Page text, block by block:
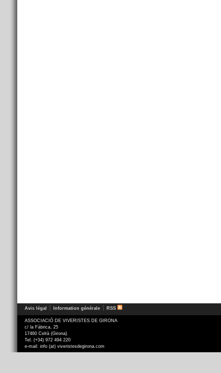
Avis légal Information générale RSS
ASSOCIACIÓ DE VIVERISTES DE GIRONA
c/ la Fàbrica, 25
17460 Celrà (Girona)
Tel. (+34) 972 494 220
e-mail: info (at) viveristesdegirona.com